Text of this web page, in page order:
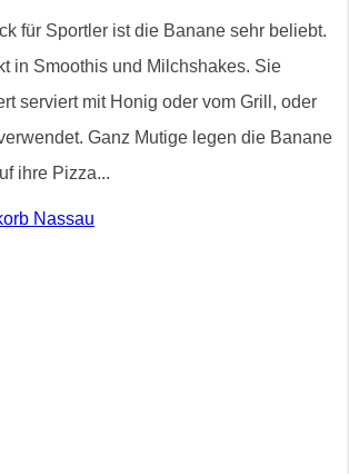
für Sportler ist die Banane sehr beliebt.
in Smoothis und Milchshakes. Sie
serviert mit Honig oder vom Grill, oder
Ganz Mutige legen die Banane
ihre Pizza...
Nassau